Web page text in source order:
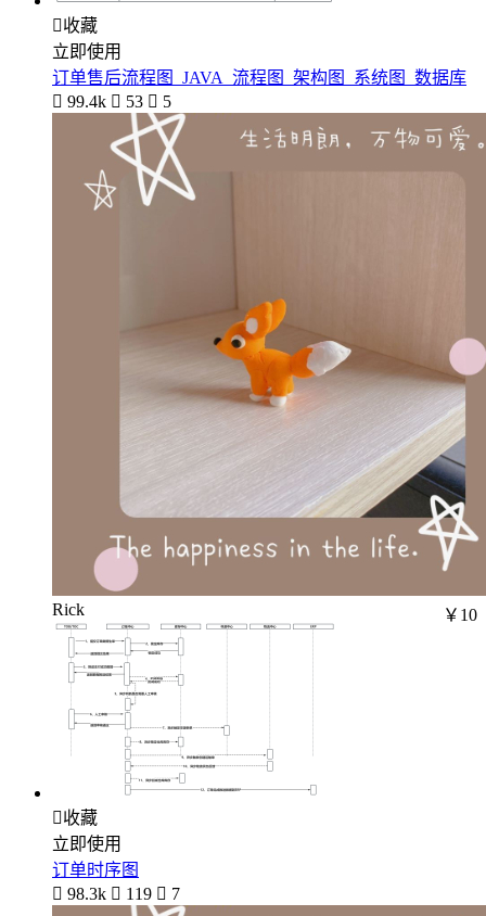
收藏
立即使用
订单售后流程图_JAVA_流程图_架构图_系统图_数据库
 99.4k  53  5
Rick ￥10
收藏
立即使用
订单时序图
 98.3k  119  7